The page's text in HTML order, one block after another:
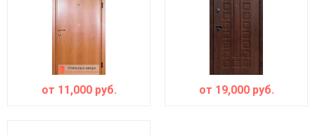
от 11,000руб. от 19,000руб.